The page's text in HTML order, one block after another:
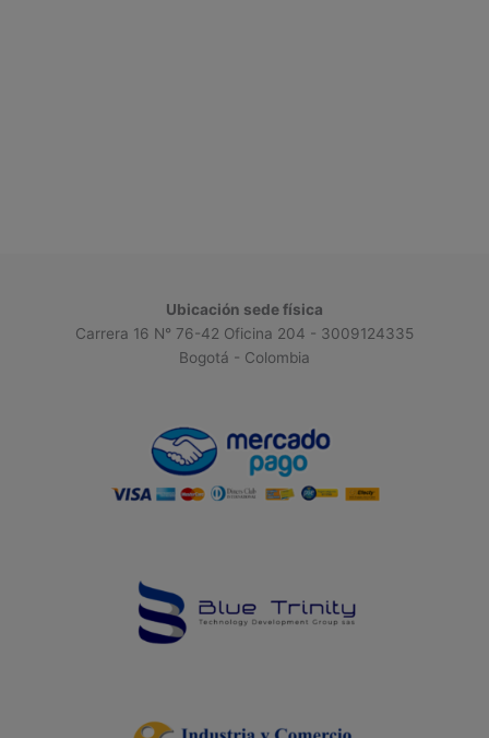
Ubicación sede física
Carrera 16 N° 76-42 Oficina 204 - 3009124335
Bogotá - Colombia